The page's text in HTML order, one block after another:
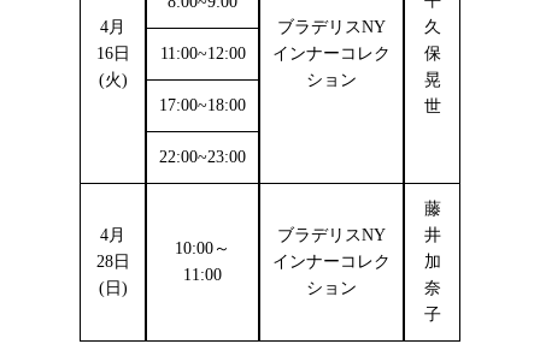
4月
16日
(火)
ブラデリスNY
インナーコレク
ション
久
保
晃
世
11:00~12:00
17:00~18:00
22:00~23:00
4月
28日
(日)
10:00～
11:00
ブラデリスNY
インナーコレク
ション
藤
井
加
奈
子